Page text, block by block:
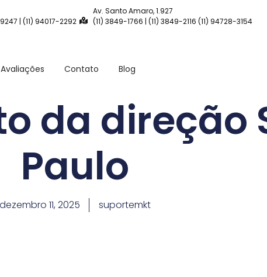
| (11) 94017-2292
Av. Santo Amaro, 1.927
(11) 3849-1766 | (11) 3849-2116 (11) 94728-3154
Avaliações Contato Blog
da direção
Paulo
dezembro 11, 2025 suportemkt